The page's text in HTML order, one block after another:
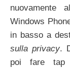
nuovamente
Windows
in basso a
sulla privacy.
poi fare